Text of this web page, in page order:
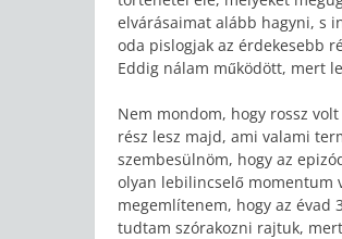
elvárásaimat alább hagyni, s
oda pislogjak az érdekesebb
Eddig nálam működött, mert
Nem mondom, hogy rossz
rész lesz majd, ami valami
szembesülnöm, hogy az
olyan lebilincselő momentum
megemlítenem, hogy az évad
tudtam szórakozni rajtuk,